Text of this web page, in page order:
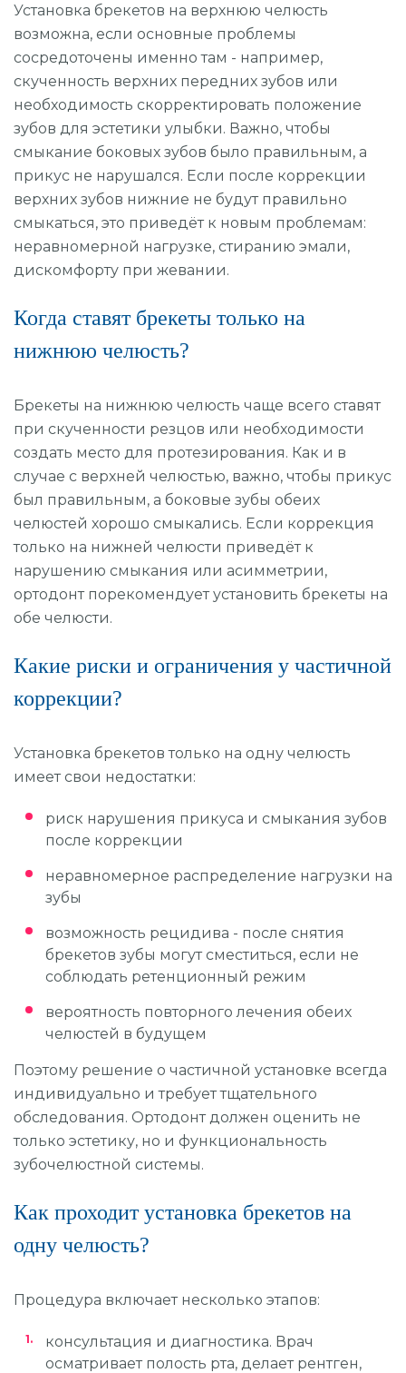
Установка брекетов на верхнюю челюсть
возможна, если основные проблемы
сосредоточены именно там - например,
скученность верхних передних зубов или
необходимость скорректировать положение
зубов для эстетики улыбки. Важно, чтобы
смыкание боковых зубов было правильным, а
прикус не нарушался. Если после коррекции
верхних зубов нижние не будут правильно
смыкаться, это приведёт к новым проблемам:
неравномерной нагрузке, стиранию эмали,
дискомфорту при жевании.
Когда ставят брекеты только на
нижнюю челюсть?
Брекеты на нижнюю челюсть чаще всего ставят
при скученности резцов или необходимости
создать место для протезирования. Как и в
случае с верхней челюстью, важно, чтобы прикус
был правильным, а боковые зубы обеих
челюстей хорошо смыкались. Если коррекция
только на нижней челюсти приведёт к
нарушению смыкания или асимметрии,
ортодонт порекомендует установить брекеты на
обе челюсти.
Какие риски и ограничения у частичной
коррекции?
Установка брекетов только на одну челюсть
имеет свои недостатки:
риск нарушения прикуса и смыкания зубов
после коррекции
неравномерное распределение нагрузки на
зубы
возможность рецидива - после снятия
брекетов зубы могут сместиться, если не
соблюдать ретенционный режим
вероятность повторного лечения обеих
челюстей в будущем
Поэтому решение о частичной установке всегда
индивидуально и требует тщательного
обследования. Ортодонт должен оценить не
только эстетику, но и функциональность
зубочелюстной системы.
Как проходит установка брекетов на
одну челюсть?
Процедура включает несколько этапов:
консультация и диагностика. Врач
осматривает полость рта, делает рентген,